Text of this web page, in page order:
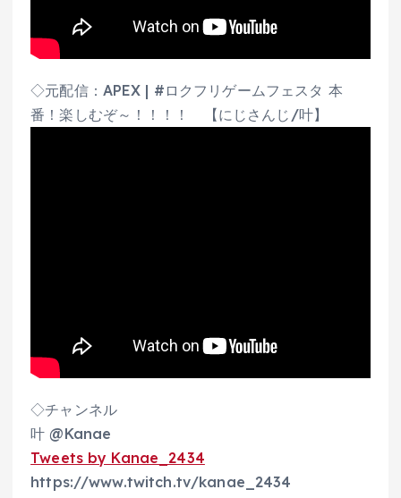
◇元配信：APEX | #ロクフリゲームフェスタ 本
番！楽しむぞ～！！！！ 【にじさんじ/叶】
◇チャンネル
叶 @Kanae
Tweets by Kanae_2434
https://www.twitch.tv/kanae_2434